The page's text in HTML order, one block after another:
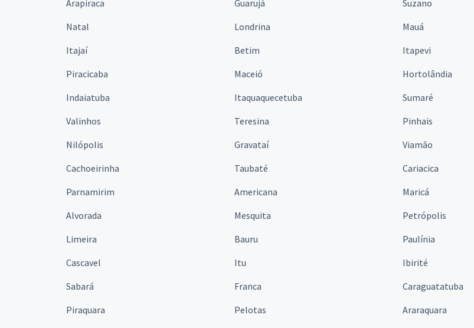
Arapiraca
Guarujá Suzano
Natal
Londrina Mauá
Itajaí
Betim Itapevi
Piracicaba
Maceió Hortolândia
Indaiatuba
Itaquaquecetuba Sumaré
Valinhos
Teresina Pinhais
Nilópolis
Gravataí Viamão
Cachoeirinha
Taubaté Cariacica
Parnamirim
Americana Maricá
Alvorada
Mesquita Petrópolis
Limeira
Bauru Paulínia
Cascavel
Itu Ibirité
Sabará
Franca Caraguatatuba
Piraquara
Pelotas Araraquara